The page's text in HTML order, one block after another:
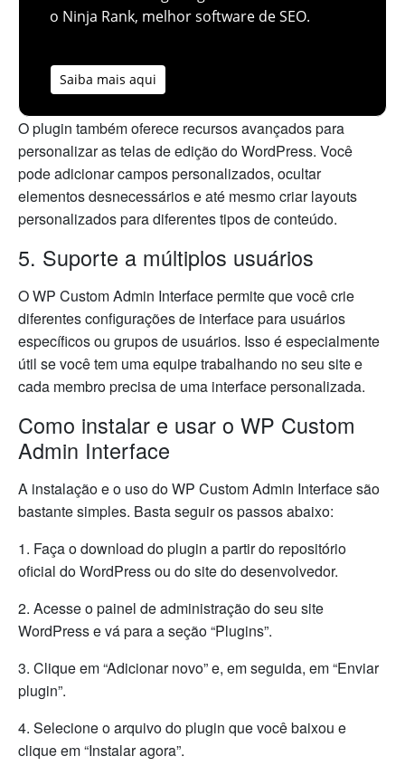
o Ninja Rank, melhor software de SEO.
Saiba mais aqui
O plugin também oferece recursos avançados para
personalizar as telas de edição do WordPress. Você
pode adicionar campos personalizados, ocultar
elementos desnecessários e até mesmo criar layouts
personalizados para diferentes tipos de conteúdo.
5. Suporte a múltiplos usuários
O WP Custom Admin Interface permite que você crie
diferentes configurações de interface para usuários
específicos ou grupos de usuários. Isso é especialmente
útil se você tem uma equipe trabalhando no seu site e
cada membro precisa de uma interface personalizada.
Como instalar e usar o WP Custom
Admin Interface
A instalação e o uso do WP Custom Admin Interface são
bastante simples. Basta seguir os passos abaixo:
1. Faça o download do plugin a partir do repositório
oficial do WordPress ou do site do desenvolvedor.
2. Acesse o painel de administração do seu site
WordPress e vá para a seção “Plugins”.
3. Clique em “Adicionar novo” e, em seguida, em “Enviar
plugin”.
4. Selecione o arquivo do plugin que você baixou e
clique em “Instalar agora”.